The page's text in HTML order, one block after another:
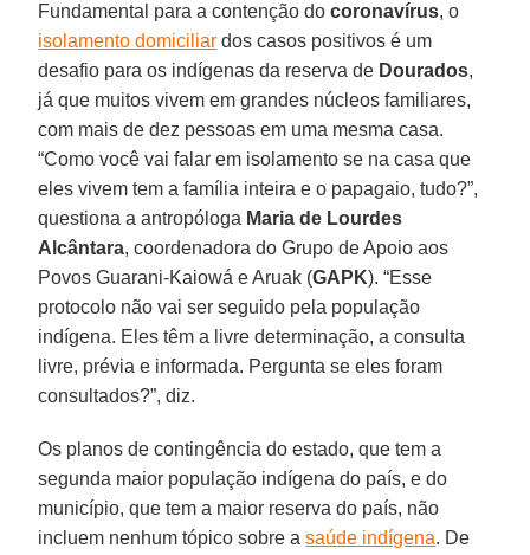
Fundamental para a contenção docoronavírus, o
isolamento domiciliar dos casos positivos é um
desafio para os indígenas da reserva de Dourados,
já que muitos vivem em grandes núcleos familiares,
com mais de dez pessoas em uma mesma casa.
“Como você vai falar em isolamento se na casa que
eles vivem tem a família inteira e o papagaio, tudo?”,
questiona a antropóloga Maria de Lourdes
Alcântara, coordenadora do Grupo de Apoio aos
Povos Guarani-Kaiowá e Aruak (GAPK). “Esse
protocolo não vai ser seguido pela população
indígena. Eles têm a livre determinação, a consulta
livre, prévia e informada. Pergunta se eles foram
consultados?”, diz.
Os planos de contingência do estado, que tem a
segunda maior população indígena do país, e do
município, que tem a maior reserva do país, não
incluem nenhum tópico sobre asaúde indígena. De